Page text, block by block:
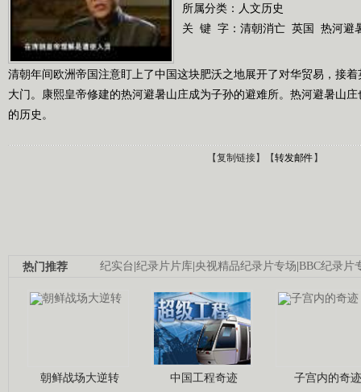
所属分类：人文历史
关 键 字： 清朝消亡 英国 热河避
清朝年间欧洲帝国注意盯上了中国这块肥沃之地展开了对华贸易，接
大门。康熙皇帝修建的热河避暑山庄成为子孙的避难所。热河避暑山
的历史。
【复制链接】【转发邮件】
纪实台|纪录片片库|央视精品纪录片专场|BBC纪录片
热门推荐
朝鲜战场大逆转 中国工程奇迹 子宫内的奇迹